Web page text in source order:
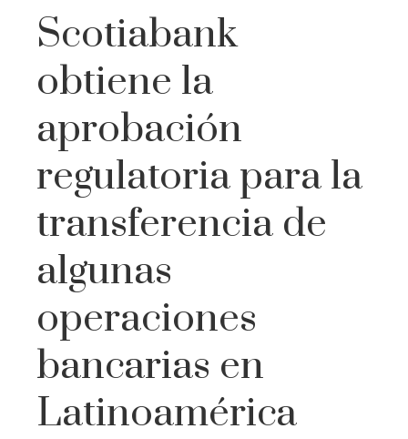
Scotiabank
obtiene la
aprobación
regulatoria para la
transferencia de
algunas
operaciones
bancarias en
Latinoamérica